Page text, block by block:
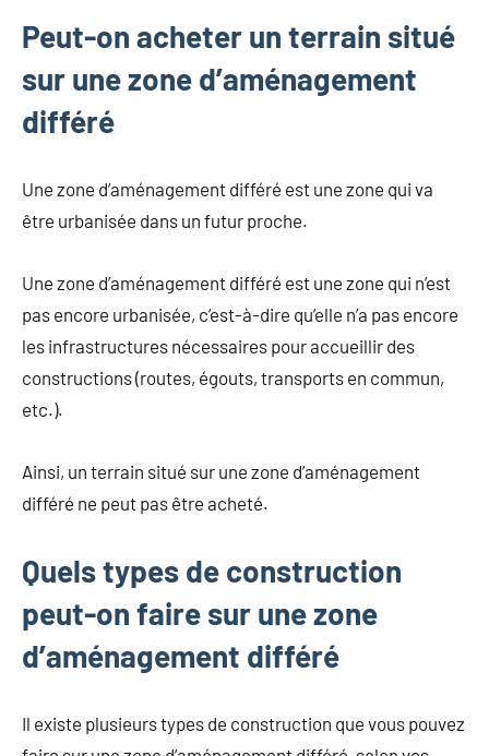
Peut-on acheter un terrain situé
sur une zone d’aménagement
différé
Une zone d’aménagement différé est une zone qui va
être urbanisée dans un futur proche.
Une zone d’aménagement différé est une zone qui n’est
pas encore urbanisée, c’est-à-dire qu’elle n’a pas encore
les infrastructures nécessaires pour accueillir des
constructions (routes, égouts, transports en commun,
etc.).
Ainsi, un terrain situé sur une zone d’aménagement
différé ne peut pas être acheté.
Quels types de construction
peut-on faire sur une zone
d’aménagement différé
Il existe plusieurs types de construction que vous pouvez